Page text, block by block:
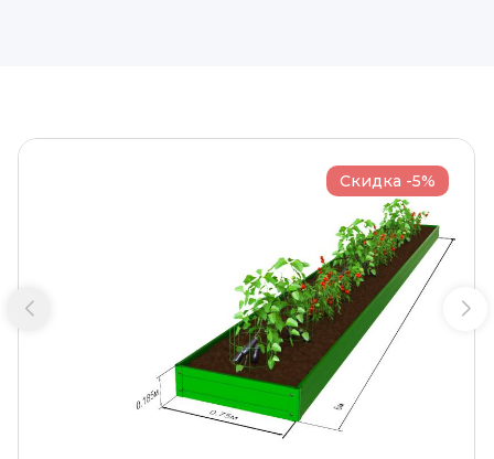
Скидка -5%